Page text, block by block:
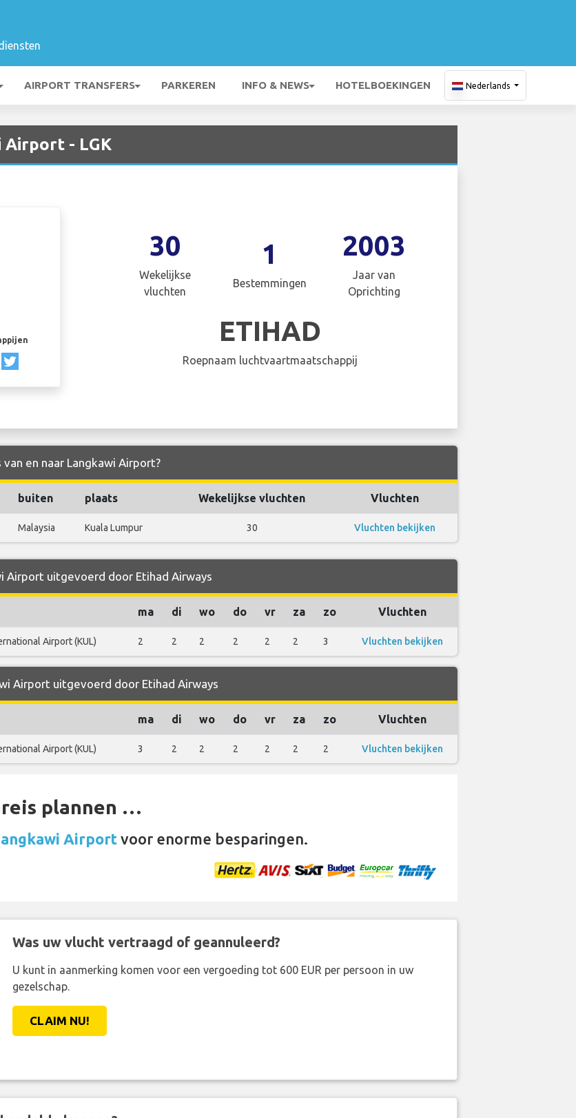
AIRPORT TRANSFERS PARKEREN INFO & NEWS HOTELBOEKINGEN Nederlands
Airport - LGK
30
Wekelijkse
vluchten
1
Bestemmingen
2003
Jaar van
Oprichting
ETIHAD
Roepnaam luchtvaartmaatschappij
en naar Langkawi Airport?
buiten plaats Wekelijkse vluchten Vluchten
Malaysia Kuala Lumpur 30 Vluchten bekijken
Airport uitgevoerd door Etihad Airways
ma di wo do vr za zo Vluchten
Airport (KUL) 2 2 2 2 2 2 3 Vluchten bekijken
Airport uitgevoerd door Etihad Airways
ma di wo do vr za zo Vluchten
Airport (KUL) 3 2 2 2 2 2 2 Vluchten bekijken
plannen …
Airport voor enorme besparingen.
Was uw vlucht vertraagd of geannuleerd?
U kunt in aanmerking komen voor een vergoeding tot 600 EUR per persoon in uw
gezelschap.
CLAIM NU!